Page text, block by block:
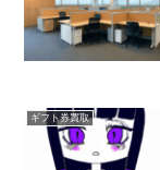
ギフト券買取